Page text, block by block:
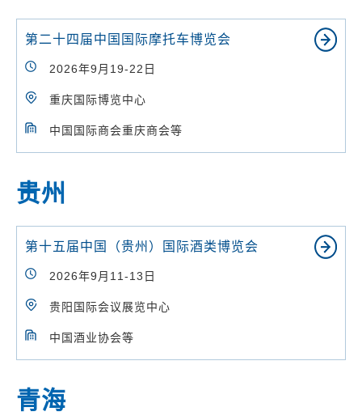
第二十四届中国国际摩托车博览会
2026年9月19-22日
重庆国际博览中心
中国国际商会重庆商会等
贵州
第十五届中国（贵州）国际酒类博览会
2026年9月11-13日
贵阳国际会议展览中心
中国酒业协会等
青海